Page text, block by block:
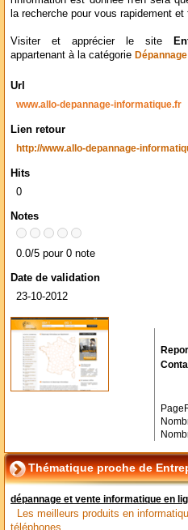
la recherche pour vous rapidement et
Visiter et apprécier le site
appartenant à la catégorie Dépannage
Url
www.allo-depannage-informatique.fr
Lien retour
http://www.allo-depannage-
Hits
0
Notes
0.0/5 pour 0 note
Date de validation
23-10-2012
Thématique proche de
dépannage et vente informatique en
Les meilleurs produits en
téléphones,...